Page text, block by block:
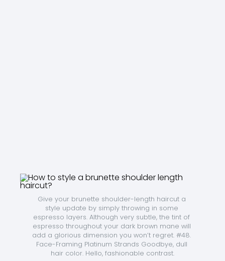
Give your brunette shoulder-length haircut a
style update by simply throwing in some
espresso layers. Although very subtle, the tint of
espresso throughout your dark brown mane will
add a glorious dimension you won’t regret. #48.
Face-Framing Platinum Strands Goodbye, dull
hair color. Hello, fashionable contrast.